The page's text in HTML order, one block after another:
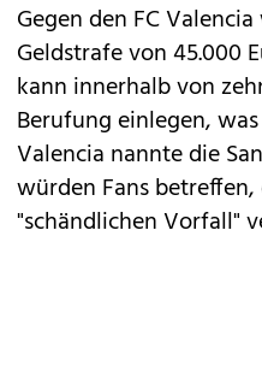
Gegen den FC
Geldstrafe von 45.000
kann innerhalb von
Berufung einlegen,
Valencia nannte die
würden Fans
"schändlichen Vorfall"